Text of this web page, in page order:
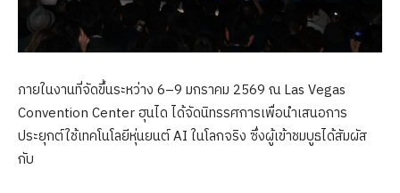
ภายในงานที่จัดขึ้นระหว่าง 6–9 มกราคม 2569 ณ Las Vegas
Convention Center ฮุนได ได้จัดนิทรรศการเพื่อนำเสนอการ
ประยุกต์ใช้เทคโนโลยีหุ่นยนต์ AI ในโลกจริง ซึ่งผู้เข้าชมบูธได้สัมผัส
กับ